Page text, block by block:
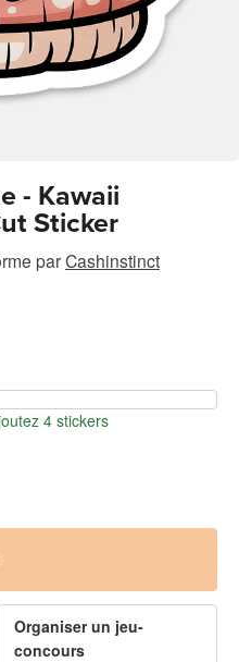
- Kawaii
Sticker
parCashinstinct
4 stickers
Organiser un jeu-
concours